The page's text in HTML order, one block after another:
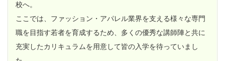
校へ。
ここでは、ファッション・アパレル業界を支える様々な専門
職を目指す若者を育成するため、多くの優秀な講師陣と共に
充実したカリキュラムを用意して皆の入学を待っていまし